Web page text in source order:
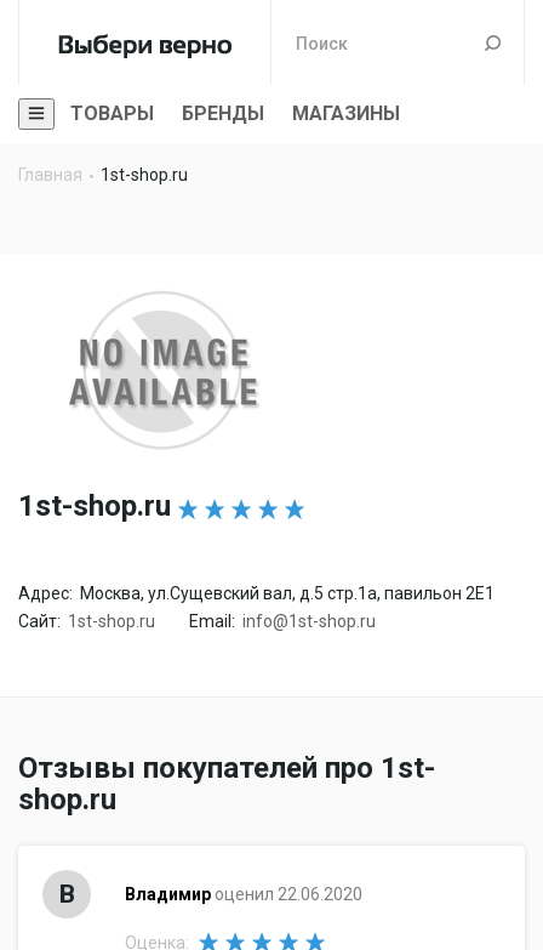
ТОВАРЫ БРЕНДЫ МАГАЗИНЫ
Главная 1st-shop.ru
1st-shop.ru
Адрес: Москва, ул.Сущевский вал, д.5 стр.1а, павильон 2Е1
Сайт: 1st-shop.ru Email: info@1st-shop.ru
Отзывы покупателей про 1st-
shop.ru
В Владимир оценил 22.06.2020
Оценка: